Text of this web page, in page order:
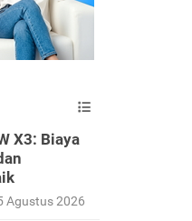
X3: Biaya
Agustus 2026